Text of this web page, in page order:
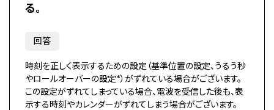
る。
回答
時刻を正しく表示するための設定（基準位置の設定、うるう秒
やロールオーバーの設定*）がずれている場合がございます。
この設定がずれてしまっている場合、電波を受信した後も、表
示する時刻やカレンダーがずれてしまう場合がございます。